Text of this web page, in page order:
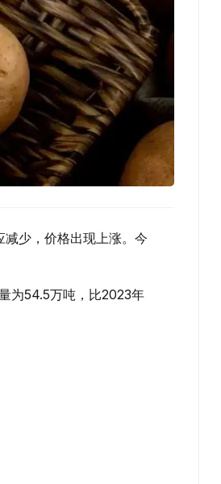
少，价格出现上涨。今
为54.5万吨，比2023年